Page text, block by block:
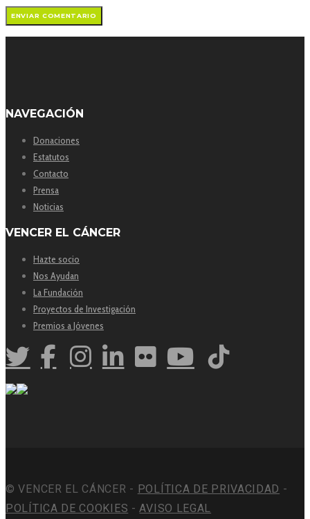
NAVEGACIÓN
Donaciones
Estatutos
Contacto
Prensa
Noticias
VENCER EL CÁNCER
Hazte socio
Nos Ayudan
La Fundación
Proyectos de Investigación
Premios a Jóvenes
© VENCER EL CÁNCER - POLÍTICA DE PRIVACIDAD -
POLÍTICA DE COOKIES -AVISO LEGAL